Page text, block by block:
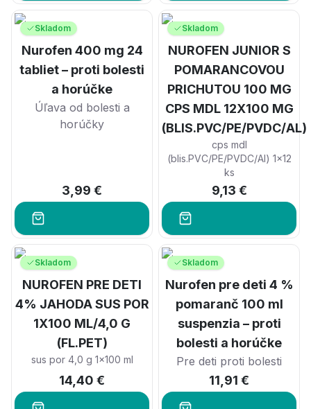
Skladom
Nurofen 400 mg 24
tabliet – proti bolesti
a horúčke
Úľava od bolesti a
horúčky
3,99 €
Skladom
NUROFEN JUNIOR S
POMARANCOVOU
PRICHUTOU 100 MG
CPS MDL 12X100 MG
(BLIS.PVC/PE/PVDC/AL)
cps mdl
(blis.PVC/PE/PVDC/Al) 1x12
ks
9,13 €
Skladom
NUROFEN PRE DETI
4% JAHODA SUS POR
1X100 ML/4,0 G
(FL.PET)
sus por 4,0 g 1x100 ml
14,40 €
Skladom
Nurofen pre deti 4 %
pomaranč 100 ml
suspenzia – proti
bolesti a horúčke
Pre deti proti bolesti
11,91 €